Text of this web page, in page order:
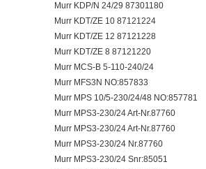
Murr KDP/N 24/29 87301180
Murr KDT/ZE 10 87121224
Murr KDT/ZE 12 87121228
Murr KDT/ZE 8 87121220
Murr MCS-B 5-110-240/24
Murr MFS3N NO:857833
Murr MPS 10/5-230/24/48 NO:857781
Murr MPS3-230/24 Art-Nr.87760
Murr MPS3-230/24 Art-Nr.87760
Murr MPS3-230/24 Nr.87760
Murr MPS3-230/24 Snr:85051